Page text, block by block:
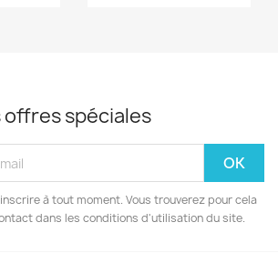
offres spéciales
à tout moment. Vous trouverez pour cela
dans les conditions d'utilisation du site.